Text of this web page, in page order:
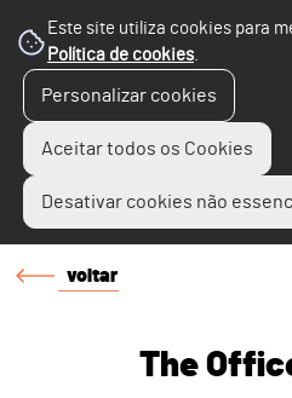
Este site utiliza cookies para
Política de cookies.
Personalizar cookies
Aceitar todos os Cookies
Desativar cookies não
voltar
The